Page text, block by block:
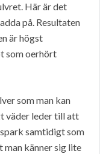
Här är det
på. Resultaten
är högst
som oerhört
som man kan
väder leder till att
samtidigt som
man känner sig lite